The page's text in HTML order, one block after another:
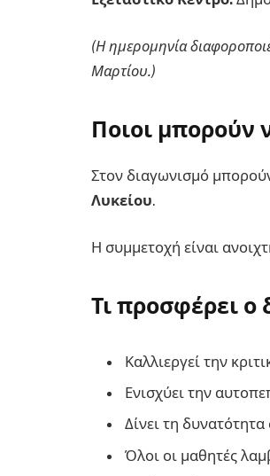
(Η ημερομηνία
Μαρτίου.)
Ποιοι μπορούν
Στον διαγωνισμό
Λυκείου.
Η συμμετοχή είναι
Τι προσφέρει ο
Καλλιεργεί την
Ενισχύει την
Δίνει τη
Όλοι οι μαθητές